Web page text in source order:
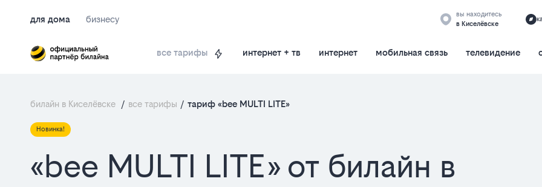
для дома бизнесу
вы находитесь
в Киселёвске
все тарифы интернет + тв интернет мобильная связь телевидение
билайн в Киселёвске / все тарифы / тариф «bee MULTI LITE»
Новинка!
«bee MULTI LITE» от билайн в